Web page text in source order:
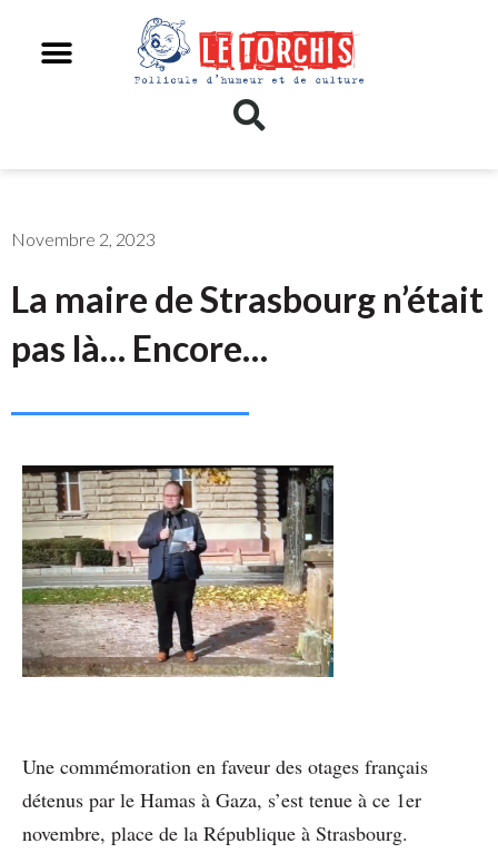
Novembre 2, 2023
La maire de Strasbourg n’était
pas là… Encore…
Une commémoration en faveur des otages français
détenus par le Hamas à Gaza, s’est tenue à ce 1er
novembre, place de la République à Strasbourg.